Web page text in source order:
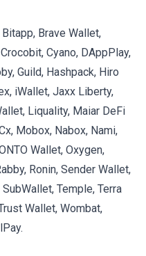
Brave Wallet,
Cyano, DAppPlay,
Guild, Hashpack, Hiro
iWallet, Jaxx Liberty,
Liquality, Maiar DeFi
Mobox, Nabox, Nami,
Wallet, Oxygen,
Ronin, Sender Wallet,
Temple, Terra
Wallet, Wombat,